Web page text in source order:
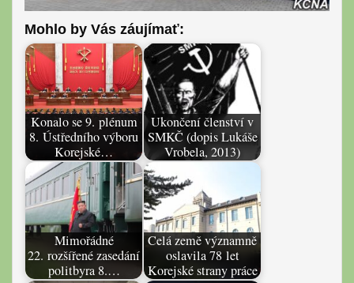
Mohlo by Vás záujímať:
Konalo se 9. plénum
8. Ústředního výboru
Korejské…
Ukončení členství v
SMKČ (dopis Lukáše
Vrobela, 2013)
Mimořádné
22. rozšířené zasedání
politbyra 8.…
Celá země významně
oslavila 78 let
Korejské strany práce